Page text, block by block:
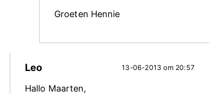
Groeten Hennie
Leo 13-06-2013 om 20:57
Hallo Maarten,